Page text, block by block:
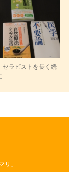
セラピストを長く続
リ」